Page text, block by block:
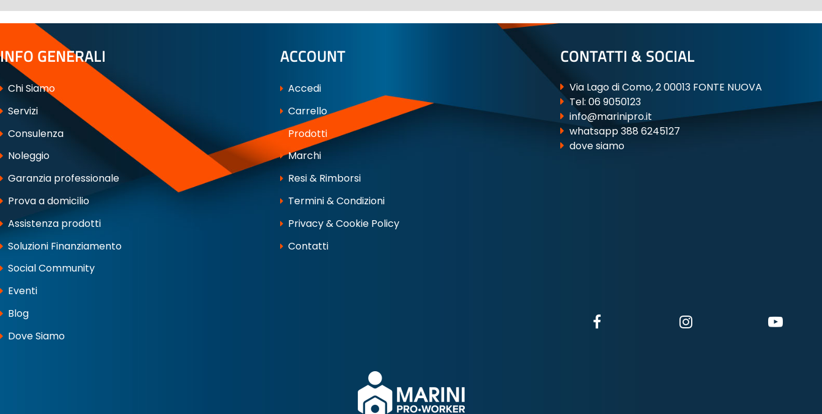
INFO GENERALI
Chi Siamo
Servizi
Consulenza
Noleggio
Garanzia professionale
Prova a domicilio
Assistenza prodotti
Soluzioni Finanziamento
Social Community
Eventi
Blog
Dove Siamo
ACCOUNT
Accedi
Carrello
Prodotti
Marchi
Resi & Rimborsi
Termini & Condizioni
Privacy & Cookie Policy
Contatti
CONTATTI & SOCIAL
Via Lago di Como, 2 00013 FONTE NUOVA
Tel: 06 9050123
info@marinipro.it
whatsapp 388 6245127
dove siamo